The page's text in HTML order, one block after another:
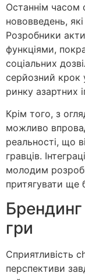
Останнім часом
нововведень,
Розробники
функціями,
соціальних
серйозний крок
ринку азартних
Крім того, з
можливо
реальності, що
гравців.
молодим
притягувати ще
гри
Сприятливість
перспективи